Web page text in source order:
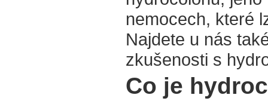
nemocech, které
Najdete u nás
zkušenosti s
Co je